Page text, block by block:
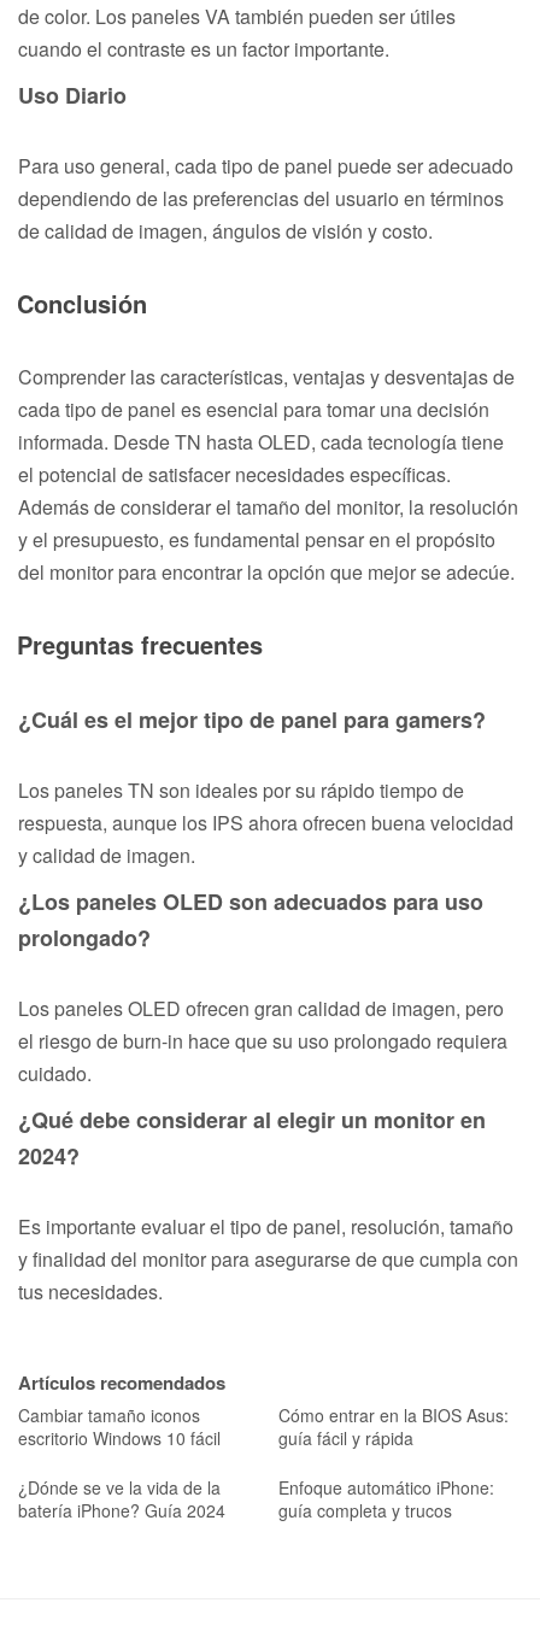
de color. Los paneles VA también pueden ser útiles
cuando el contraste es un factor importante.
Uso Diario
Para uso general, cada tipo de panel puede ser adecuado
dependiendo de las preferencias del usuario en términos
de calidad de imagen, ángulos de visión y costo.
Conclusión
Comprender las características, ventajas y desventajas de
cada tipo de panel es esencial para tomar una decisión
informada. Desde TN hasta OLED, cada tecnología tiene
el potencial de satisfacer necesidades específicas.
Además de considerar el tamaño del monitor, la resolución
y el presupuesto, es fundamental pensar en el propósito
del monitor para encontrar la opción que mejor se adecúe.
Preguntas frecuentes
¿Cuál es el mejor tipo de panel para gamers?
Los paneles TN son ideales por su rápido tiempo de
respuesta, aunque los IPS ahora ofrecen buena velocidad
y calidad de imagen.
¿Los paneles OLED son adecuados para uso
prolongado?
Los paneles OLED ofrecen gran calidad de imagen, pero
el riesgo de burn-in hace que su uso prolongado requiera
cuidado.
¿Qué debe considerar al elegir un monitor en
2024?
Es importante evaluar el tipo de panel, resolución, tamaño
y finalidad del monitor para asegurarse de que cumpla con
tus necesidades.
Artículos recomendados
Cambiar tamaño iconos
escritorio Windows 10 fácil
Cómo entrar en la BIOS Asus:
guía fácil y rápida
¿Dónde se ve la vida de la
batería iPhone? Guía 2024
Enfoque automático iPhone:
guía completa y trucos